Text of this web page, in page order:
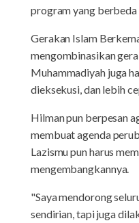
program yang berbeda
Gerakan Islam
mengombinasikan
Muhammadiyah juga
dieksekusi, dan lebih
Hilman pun berpesan
membuat agenda
Lazismu pun harus
mengembangkannya.
"Saya mendorong
sendirian, tapi juga